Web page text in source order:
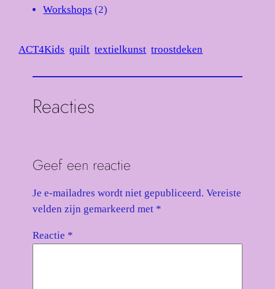
product
Workshops 22
ACT4Kids quilt textielkunst troostdeken
Reacties
Geef een reactie
Je e-mailadres wordt niet gepubliceerd. Vereiste
velden zijn gemarkeerd met *
Reactie *